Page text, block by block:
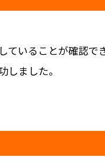
いることが確認で
ました。